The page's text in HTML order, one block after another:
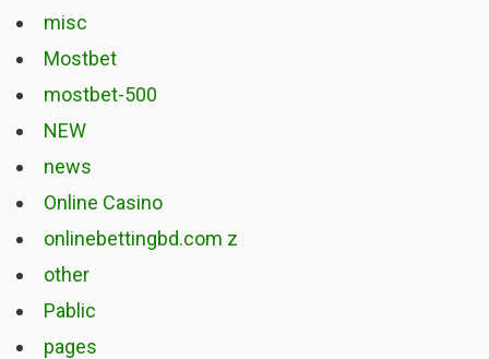
misc
Mostbet
mostbet-500
NEW
news
Online Casino
onlinebettingbd.com z
other
Pablic
pages